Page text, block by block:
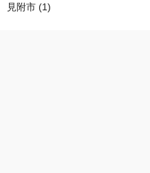
見附市 (1)